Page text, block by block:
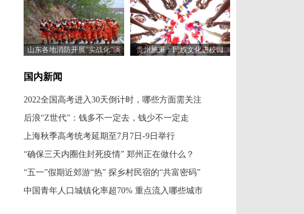
山东各地消防开展“实战化”演
贵州施秉：民族文化进校园
国内新闻
2022全国高考进入30天倒计时，哪些方面需关注
后浪“Z世代”：钱多不一定去，钱少不一定走
上海秋季高考统考延期至7月7日-9日举行
“确保三天内圈住封死疫情” 郑州正在做什么？
“五一”假期近郊游“热” 探乡村民宿的“共富密码”
中国青年人口城镇化率超70% 重点流入哪些城市